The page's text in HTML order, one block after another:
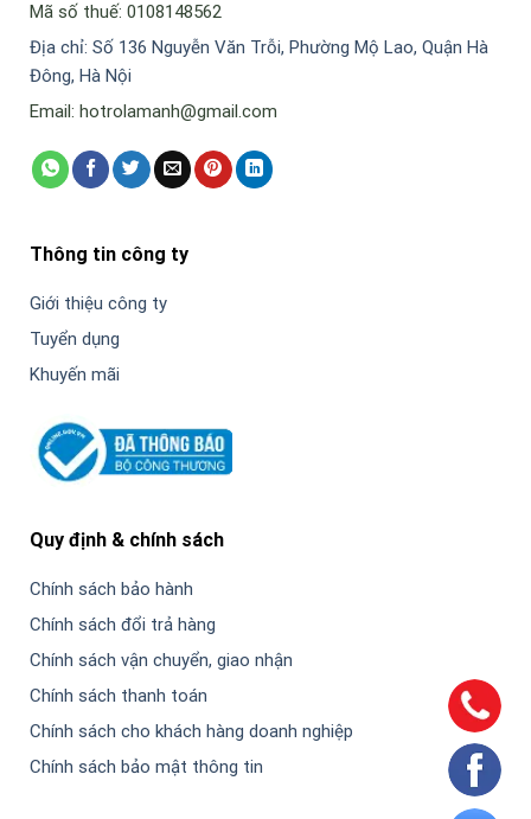
Mã số thuế: 0108148562
Địa chỉ: Số 136 Nguyễn Văn Trỗi, Phường Mộ Lao, Quận Hà
Đông, Hà Nội
Email: hotrolamanh@gmail.com
Thông tin công ty
Giới thiệu công ty
Tuyển dụng
Khuyến mãi
Quy định & chính sách
Chính sách bảo hành
Chính sách đổi trả hàng
Chính sách vận chuyển, giao nhận
Chính sách thanh toán
Chính sách cho khách hàng doanh nghiệp
Chính sách bảo mật thông tin